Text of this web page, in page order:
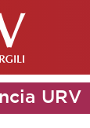
URV